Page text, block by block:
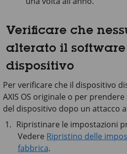
Verificare che
alterato il
dispositivo
Per verificare che il dispositivo
AXIS OS originale o per
del dispositivo dopo un attacco
Ripristinare le impostazioni
Vedere Ripristino delle
fabbrica.